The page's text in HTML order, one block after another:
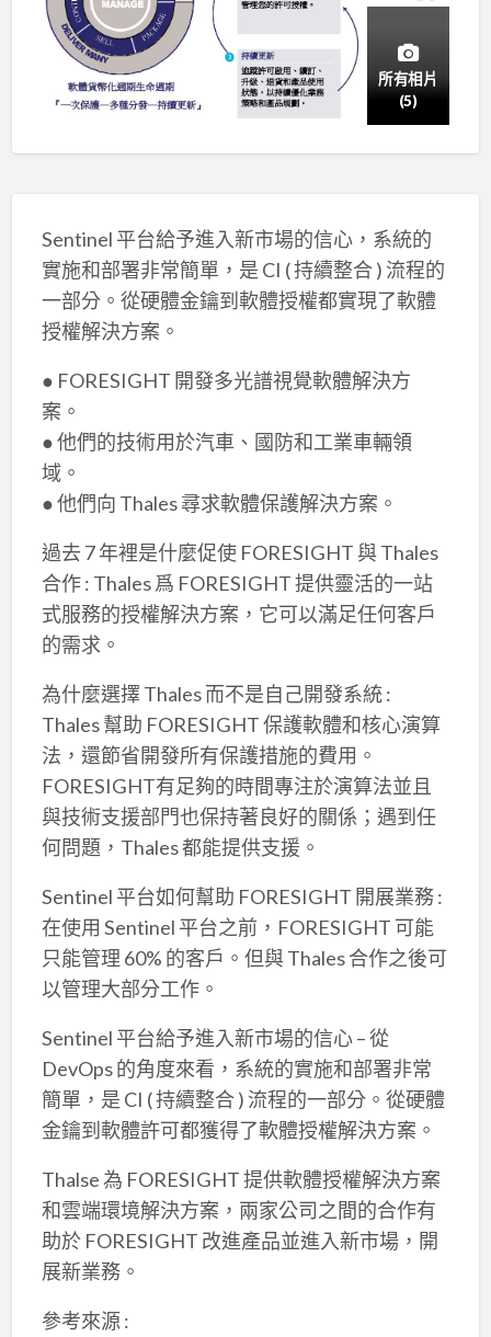
所有相片
(5)
Sentinel 平台給予進入新市場的信心，系統的
實施和部署非常簡單，是 CI ( 持續整合 ) 流程的
一部分。從硬體金鑰到軟體授權都實現了軟體
授權解決方案。
● FORESIGHT 開發多光譜視覺軟體解決方
案。
● 他們的技術用於汽車、國防和工業車輛領
域。
● 他們向 Thales 尋求軟體保護解決方案。
過去 7 年裡是什麼促使 FORESIGHT 與 Thales
合作 : Thales 爲 FORESIGHT 提供靈活的一站
式服務的授權解決方案，它可以滿足任何客戶
的需求。
為什麼選擇 Thales 而不是自己開發系統 :
Thales 幫助 FORESIGHT 保護軟體和核心演算
法，還節省開發所有保護措施的費用。
FORESIGHT有足夠的時間專注於演算法並且
與技術支援部門也保持著良好的關係；遇到任
何問題，Thales 都能提供支援。
Sentinel 平台如何幫助 FORESIGHT 開展業務 :
在使用 Sentinel 平台之前，FORESIGHT 可能
只能管理 60% 的客戶。但與 Thales 合作之後可
以管理大部分工作。
Sentinel 平台給予進入新市場的信心 – 從
DevOps 的角度來看，系統的實施和部署非常
簡單，是 CI ( 持續整合 ) 流程的一部分。從硬體
金鑰到軟體許可都獲得了軟體授權解決方案。
Thalse 為 FORESIGHT 提供軟體授權解決方案
和雲端環境解決方案，兩家公司之間的合作有
助於 FORESIGHT 改進產品並進入新市場，開
展新業務。
參考來源 :